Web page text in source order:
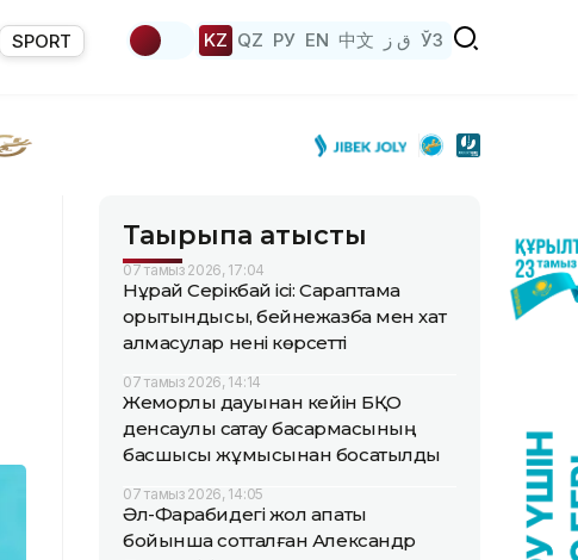
SPORT KZ QZ РУ EN 中文 ق ز ЎЗ
Тақырыпқа қатысты
07 тамыз 2026, 17:04
Нұрай Серікбай ісі: Сараптама
қорытындысы, бейнежазба мен хат
алмасулар нені көрсетті
07 тамыз 2026, 14:14
Жемқорлық дауынан кейін БҚО
денсаулық сақтау басқармасының
басшысы жұмысынан босатылды
07 тамыз 2026, 14:05
Әл-Фарабидегі жол апаты
бойынша сотталған Александр